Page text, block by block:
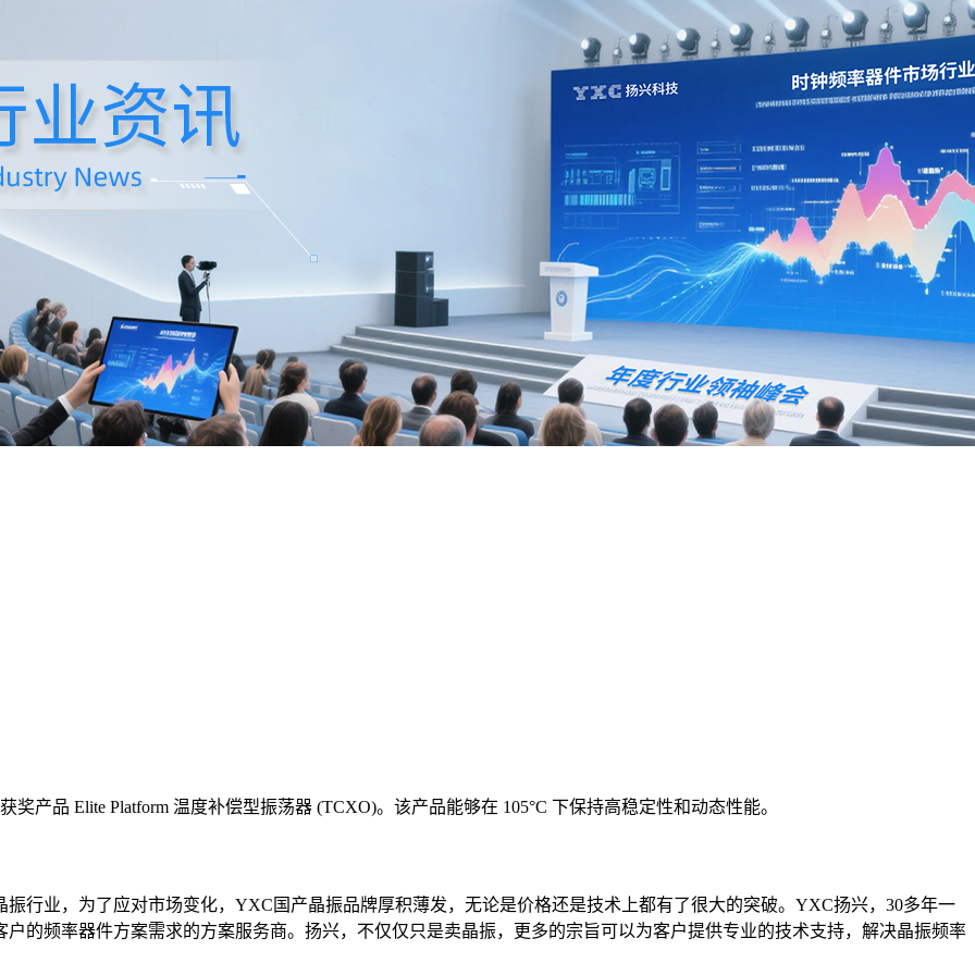
产品 Elite Platform 温度补偿型振荡器 (TCXO)。该产品能够在 105°C 下保持高稳定性和动态性能。
行业，为了应对市场变化，YXC国产晶振品牌厚积薄发，无论是价格还是技术上都有了很大的突破。YXC扬兴，30多年一
的频率器件方案需求的方案服务商。扬兴，不仅仅只是卖晶振，更多的宗旨可以为客户提供专业的技术支持，解决晶振频率